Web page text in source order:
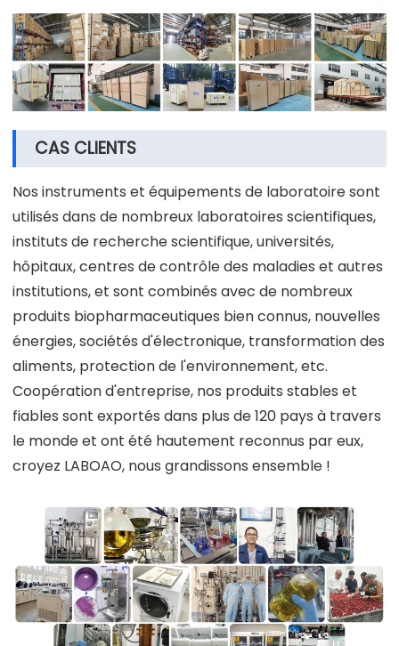
CAS CLIENTS
Nos instruments et équipements de laboratoire sont
utilisés dans de nombreux laboratoires scientifiques,
instituts de recherche scientifique, universités,
hôpitaux, centres de contrôle des maladies et autres
institutions, et sont combinés avec de nombreux
produits biopharmaceutiques bien connus, nouvelles
énergies, sociétés d'électronique, transformation des
aliments, protection de l'environnement, etc.
Coopération d'entreprise, nos produits stables et
fiables sont exportés dans plus de 120 pays à travers
le monde et ont été hautement reconnus par eux,
croyez LABOAO, nous grandissons ensemble !